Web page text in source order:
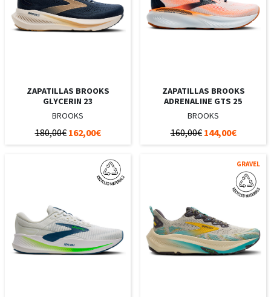
ZAPATILLAS BROOKS
GLYCERIN 23
BROOKS
180,00€ 162,00€
ZAPATILLAS BROOKS
ADRENALINE GTS 25
BROOKS
160,00€ 144,00€
GRAVEL